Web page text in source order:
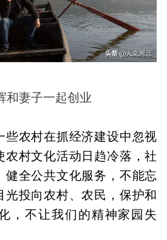
和妻子一起创业
些农村在抓经济建设中忽视
农村文化活动日趋冷落，社
健全公共文化服务，不能忘
光投向农村、农民，保护和
，不让我们的精神家园失